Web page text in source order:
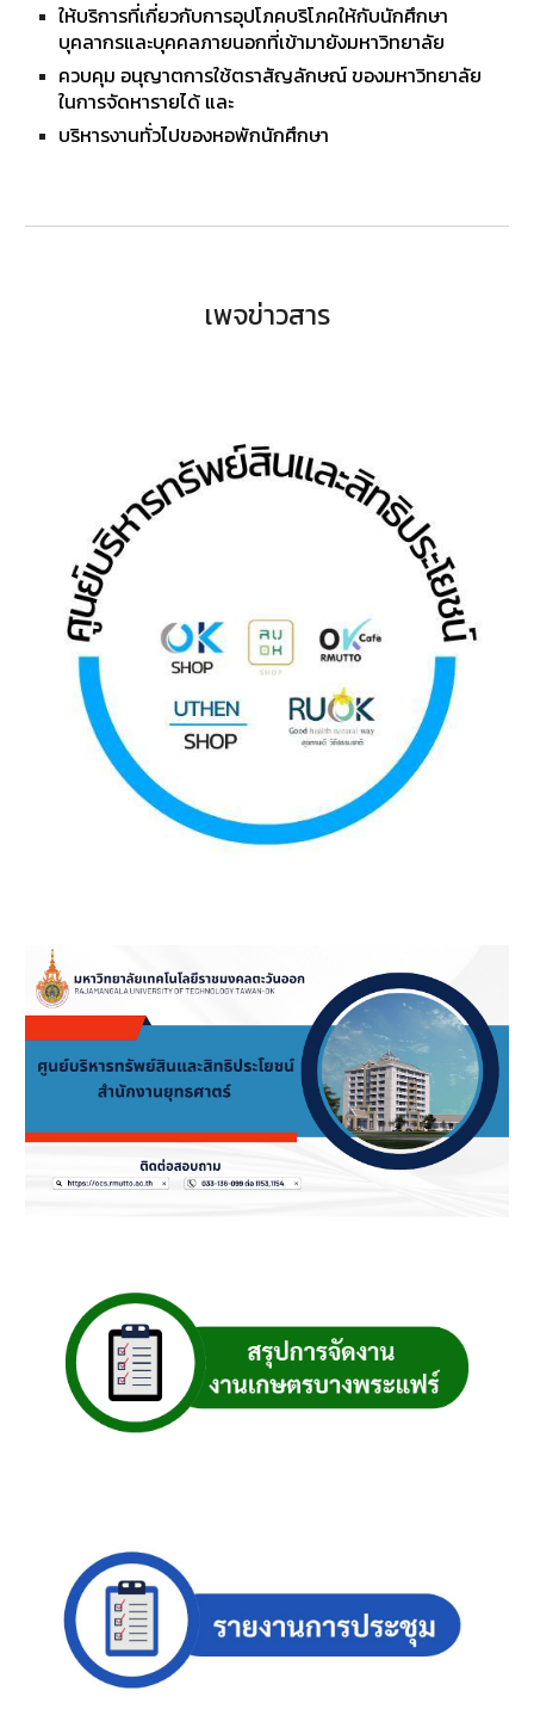
ให้บริการที่เกี่ยวกับการอุปโภคบริโภคให้กับนักศึกษา
บุคลากรและบุคคลภายนอกที่เข้ามายังมหาวิทยาลัย
ควบคุม อนุญาตการใช้ตราสัญลักษณ์ ของมหาวิทยาลัย
ในการจัดหารายได้ และ
บริหารงานทั่วไปของหอพักนักศึกษา
เพจข่าวสาร